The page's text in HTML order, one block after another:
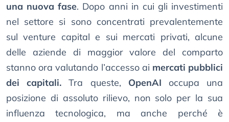
una nuova fase. Dopo anni in cui gli investimenti
nel settore si sono concentrati prevalentemente
sul venture capital e sui mercati privati, alcune
delle aziende di maggior valore del comparto
stanno ora valutando l’accesso ai mercati pubblici
dei capitali. Tra queste, OpenAI occupa una
posizione di assoluto rilievo, non solo per la sua
influenza tecnologica, ma anche perché è